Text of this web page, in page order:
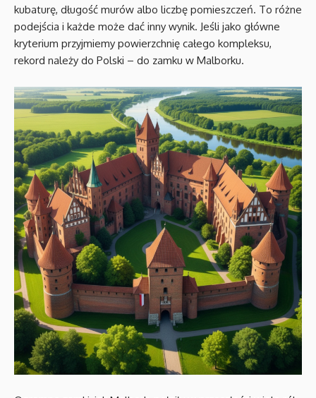
kubaturę, długość murów albo liczbę pomieszczeń. To różne
podejścia i każde może dać inny wynik. Jeśli jako główne
kryterium przyjmiemy powierzchnię całego kompleksu,
rekord należy do Polski – do zamku w Malborku.